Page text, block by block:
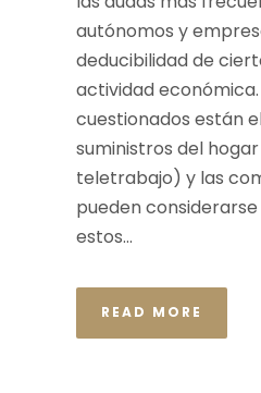
autónomos y
deducibilidad de
actividad
cuestionados están
suministros del
teletrabajo) y las
pueden
estos...
READ MORE